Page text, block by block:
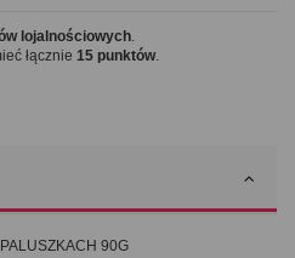
lojalnościowych.
łącznie 15 punktów.
90G